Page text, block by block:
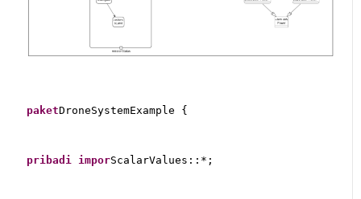
paketDroneSystemExample {
pribadi imporScalarValues::*;